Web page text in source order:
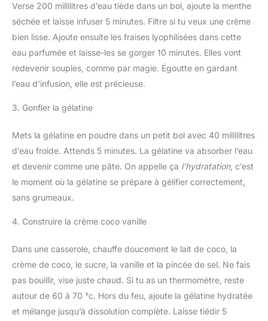
Verse 200 millilitres d’eau tiède dans un bol, ajoute la menthe
séchée et laisse infuser 5 minutes. Filtre si tu veux une crème
bien lisse. Ajoute ensuite les fraises lyophilisées dans cette
eau parfumée et laisse-les se gorger 10 minutes. Elles vont
redevenir souples, comme par magie. Égoutte en gardant
l’eau d’infusion, elle est précieuse.
3. Gonfler la gélatine
Mets la gélatine en poudre dans un petit bol avec 40 millilitres
d’eau froide. Attends 5 minutes. La gélatine va absorber l’eau
et devenir comme une pâte. On appelle ça l’hydratation, c’est
le moment où la gélatine se prépare à gélifier correctement,
sans grumeaux.
4. Construire la crème coco vanille
Dans une casserole, chauffe doucement le lait de coco, la
crème de coco, le sucre, la vanille et la pincée de sel. Ne fais
pas bouillir, vise juste chaud. Si tu as un thermomètre, reste
autour de 60 à 70 °c. Hors du feu, ajoute la gélatine hydratée
et mélange jusqu’à dissolution complète. Laisse tiédir 5